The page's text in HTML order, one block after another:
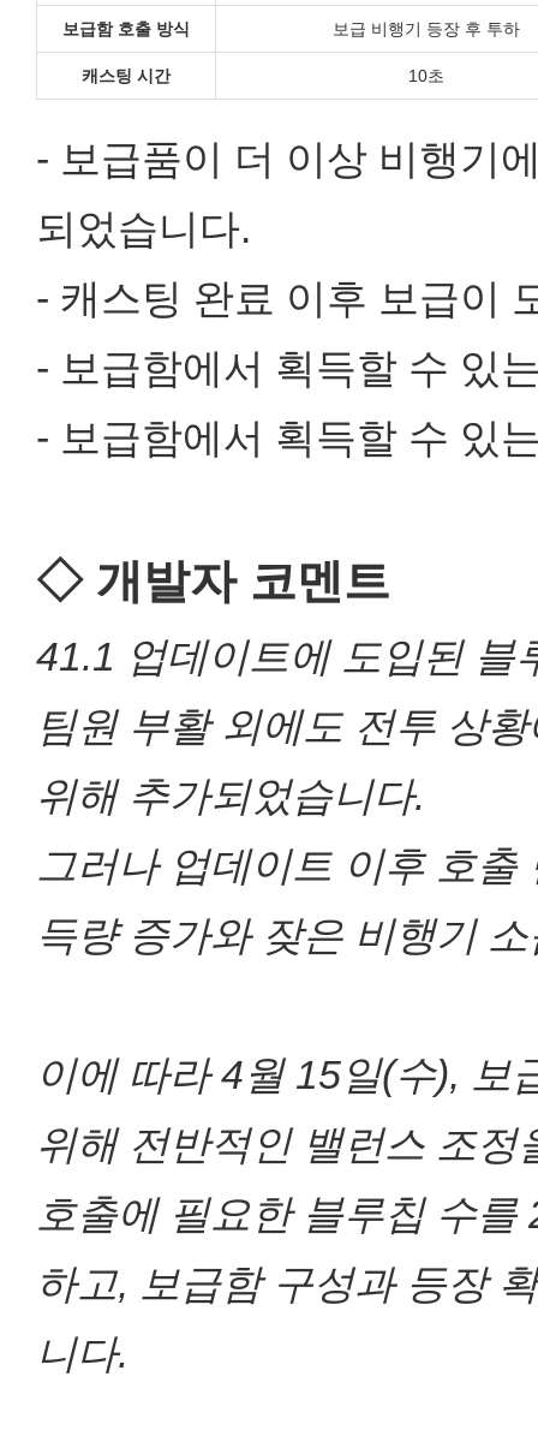
보급함 호출 방식 보급 비행기 등장 후 투하
캐스팅 시간 10초
- 보급품이 더 이상 비행기
되었습니다.
- 캐스팅 완료 이후 보급이
- 보급함에서 획득할 수 있
- 보급함에서 획득할 수 있
◇ 개발자 코멘트
41.1 업데이트에 도입된 블
팀원 부활 외에도 전투 상
위해 추가되었습니다.
그러나 업데이트 이후 호
득량 증가와 잦은 비행기
이에 따라 4월 15일(수), 보
위해 전반적인 밸런스 조정
호출에 필요한 블루칩 수
하고, 보급함 구성과 등장
니다.